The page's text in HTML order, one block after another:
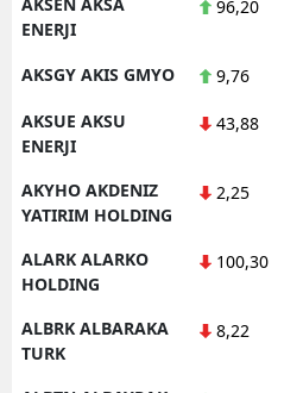
ENERJI
96,20
AKSGY AKIS GMYO 9,76
AKSUE AKSU
ENERJI
43,88
AKYHO AKDENIZ
YATIRIM HOLDING
2,25
ALARK ALARKO
HOLDING
100,30
ALBRK ALBARAKA
TURK
8,22